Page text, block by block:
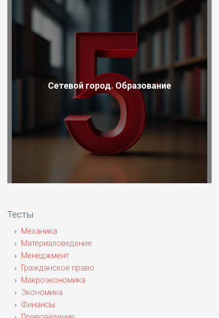
Сетевой город. Образование
Тесты
Механика
Материаловедение
Менеджмент
Гражданское право
Макроэкономика
Экономика
Финансы